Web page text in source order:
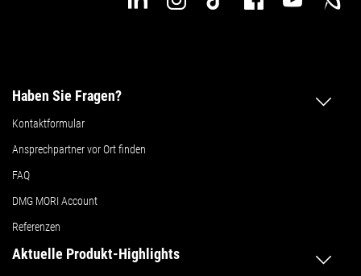
Haben Sie Fragen?
Kontaktformular
Ansprechpartner vor Ort finden
FAQ
DMG MORI Account
Referenzen
Aktuelle Produkt-Highlights